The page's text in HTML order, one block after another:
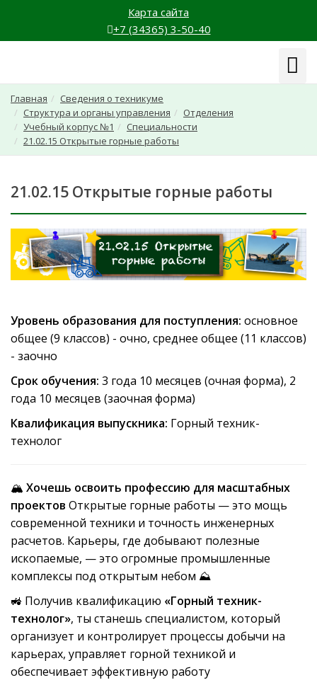
Карта сайта
+7 (34365) 3-50-40
Главная
Сведения о техникуме
Структура и органы управления
Отделения
Учебный корпус №1
Специальности
21.02.15 Открытые горные работы
21.02.15 Открытые горные работы
Уровень образования для поступления: основное
общее (9 классов) - очно, среднее общее (11 классов)
- заочно
Срок обучения: 3 года 10 месяцев (очная форма), 2
года 10 месяцев (заочная форма)
Квалификация выпускника: Горный техник-
технолог
🏔️ Хочешь освоить профессию для масштабных
проектов Открытые горные работы — это мощь
современной техники и точность инженерных
расчетов. Карьеры, где добывают полезные
ископаемые, — это огромные промышленные
комплексы под открытым небом ⛰️
🚜 Получив квалификацию «Горный техник-
технолог», ты станешь специалистом, который
организует и контролирует процессы добычи на
карьерах, управляет горной техникой и
обеспечивает эффективную работу